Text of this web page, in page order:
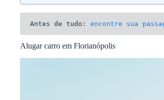
Antes de tudo: encontre sua
Alugar carro em Florianópolis